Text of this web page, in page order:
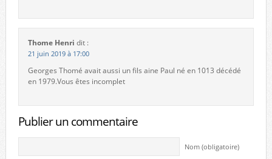
Thome Henri dit :
21 juin 2019 à 17:00
Georges Thomé avait aussi un fils aine Paul né en 1013 décédé
en 1979.Vous êtes incomplet
Publier un commentaire
Nom (obligatoire)